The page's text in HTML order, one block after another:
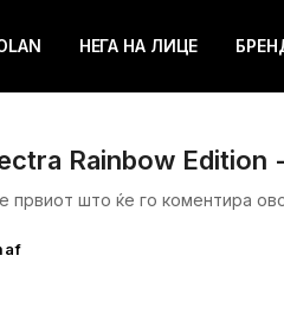
НЕГА НА ЛИЦЕ
Rainbow Edition
првиот што ќе го коментира